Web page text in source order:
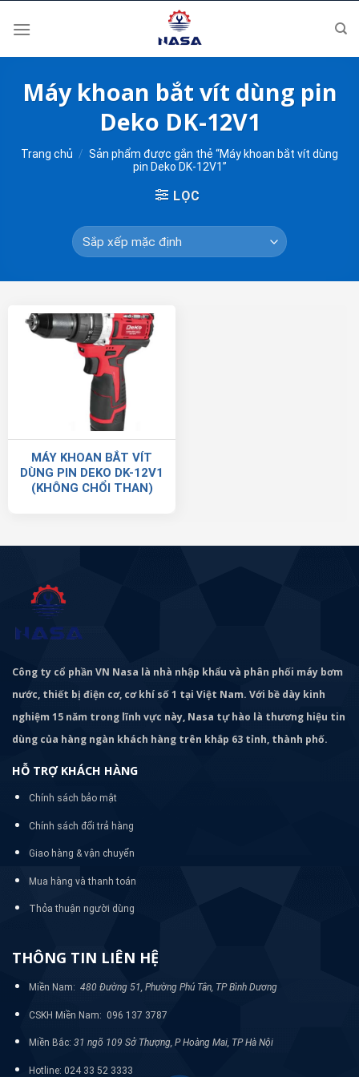
Máy khoan bắt vít dùng pin
Deko DK-12V1
Trang chủ / Sản phẩm được gắn thẻ “Máy khoan bắt vít dùng
pin Deko DK-12V1”
LỌC
MÁY KHOAN BẮT VÍT
DÙNG PIN DEKO DK-12V1
(KHÔNG CHỔI THAN)
Công ty cổ phần VN Nasa là nhà nhập khẩu và phân phối máy bơm
nước, thiết bị điện cơ, cơ khí số 1 tại Việt Nam. Với bề dày kinh
nghiệm 15 năm trong lĩnh vực này, Nasa tự hào là thương hiệu tin
dùng của hàng ngàn khách hàng trên khắp 63 tỉnh, thành phố.
HỖ TRỢ KHÁCH HÀNG
Chính sách bảo mật
Chính sách đổi trả hàng
Giao hàng & vận chuyển
Mua hàng và thanh toán
Thỏa thuận người dùng
THÔNG TIN LIÊN HỆ
Miền Nam: 480 Đường 51, Phường Phú Tân, TP Bình Dương
CSKH Miền Nam: 096 137 3787
Miền Bắc: 31 ngõ 109 Sở Thượng, P Hoàng Mai, TP Hà Nội
Hotline: 024 33 52 3333